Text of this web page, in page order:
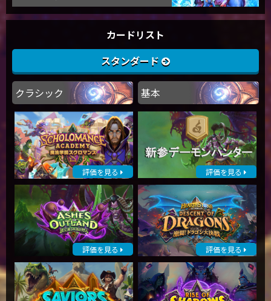
カードリスト
スタンダード
クラシック 基本
評価を見る 評価を見る
評価を見る 評価を見る